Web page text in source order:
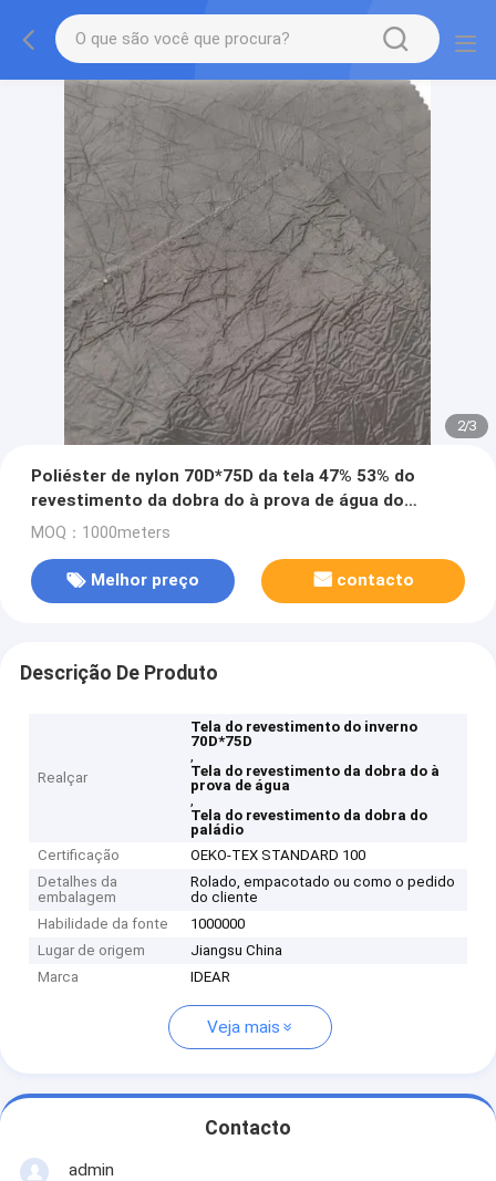
2/3
Poliéster de nylon 70D*75D da tela 47% 53% do
revestimento da dobra do à prova de água do
paládio
MOQ：1000meters
Melhor preço contacto
Descrição De Produto
Realçar
Tela do revestimento do inverno
70D*75D
,
Tela do revestimento da dobra do à
prova de água
,
Tela do revestimento da dobra do
paládio
Certificação
OEKO-TEX STANDARD 100
Detalhes da
embalagem
Rolado, empacotado ou como o pedido
do cliente
Habilidade da fonte
1000000
Lugar de origem
Jiangsu China
Marca
IDEAR
Veja mais
Contacto
admin